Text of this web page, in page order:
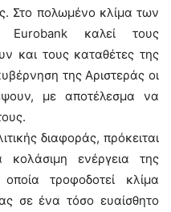
Στο πολωμένο κλίμα των
καλεί τους
και τους καταθέτες της
της Αριστεράς οι
με αποτέλεσμα να
διαφοράς, πρόκειται
κολάσιμη ενέργεια της
τροφοδοτεί κλίμα
σε ένα τόσο ευαίσθητο